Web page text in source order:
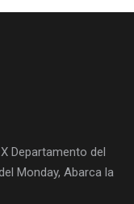
Departamento del
Monday, Abarca la